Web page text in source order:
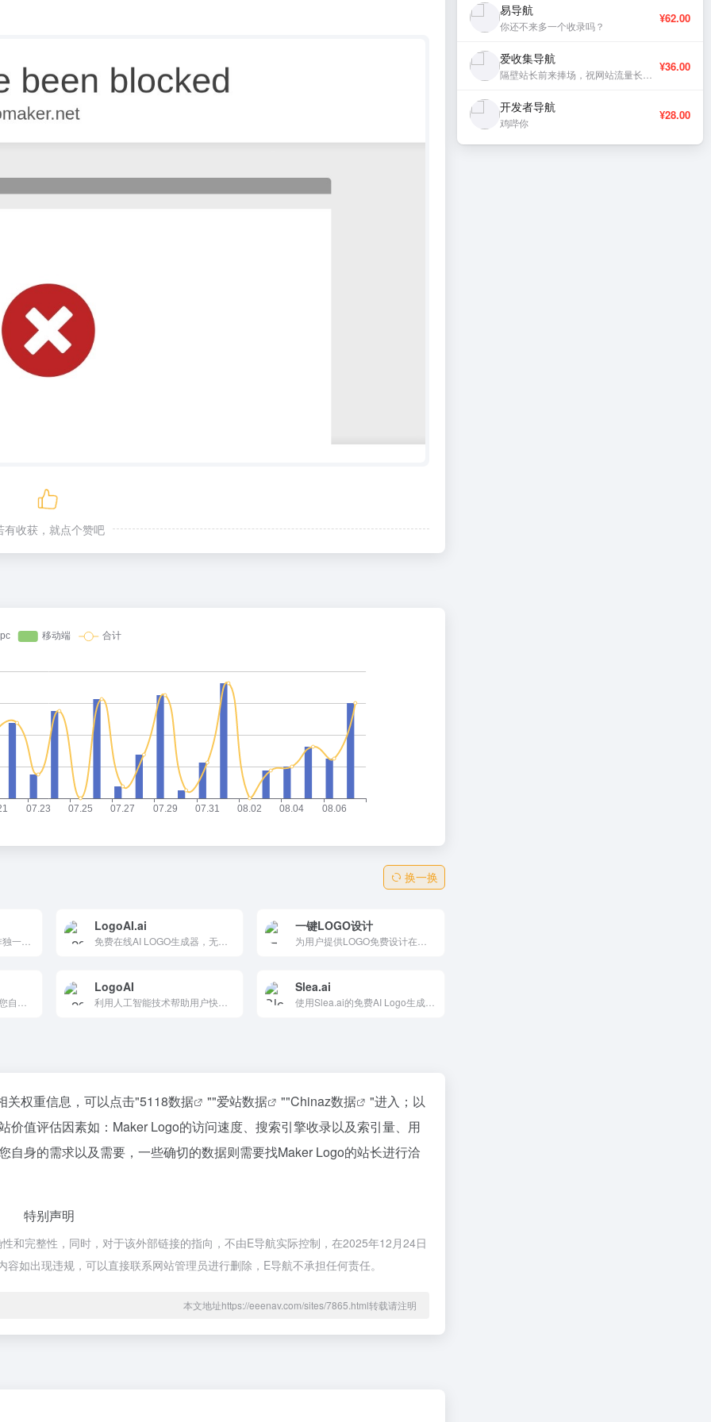
有收获，就点个赞吧
换一换
AI Logo 生成器 | 轻松制作独一无二的 Logo
LogoAI.ai
免费在线AI LOGO生成器，无需登录通过文本描述快速创建专业无水印LOGO。支持多种风格、深度自定义颜色/字体/布局，几秒生成多个方案。适合初创、企业和个人品牌设计，付费解锁商业版权。高品质输出，易用高效。
一键LOGO设计
LogoAI
利用人工智能技术帮助用户快速创建专业品牌标志和品牌形象的在线平台，提供智能设计、多格式下载和自动化品牌推广等功能，让品牌建设变得轻松高效。
Slea.ai
关权重信息，可以点击"5118数据 ""爱站数据 ""Chinaz数据
"进入；以
值评估因素如：Maker Logo的访问速度、搜索引擎收录以及索引量、用
身的需求以及需要，一些确切的数据则需要找Maker Logo的站长进行洽
特别声明
和完整性，同时，对于该外部链接的指向，不由E导航实际控制，在2025年12月24日
如出现违规，可以直接联系网站管理员进行删除，E导航不承担任何责任。
本文地址https://eeenav.com/sites/7865.html转载请注明
易导航
你还不来多一个收录吗？
¥62.00
爱收集导航 ¥36.00
开发者导航
鸡哔你
¥28.00